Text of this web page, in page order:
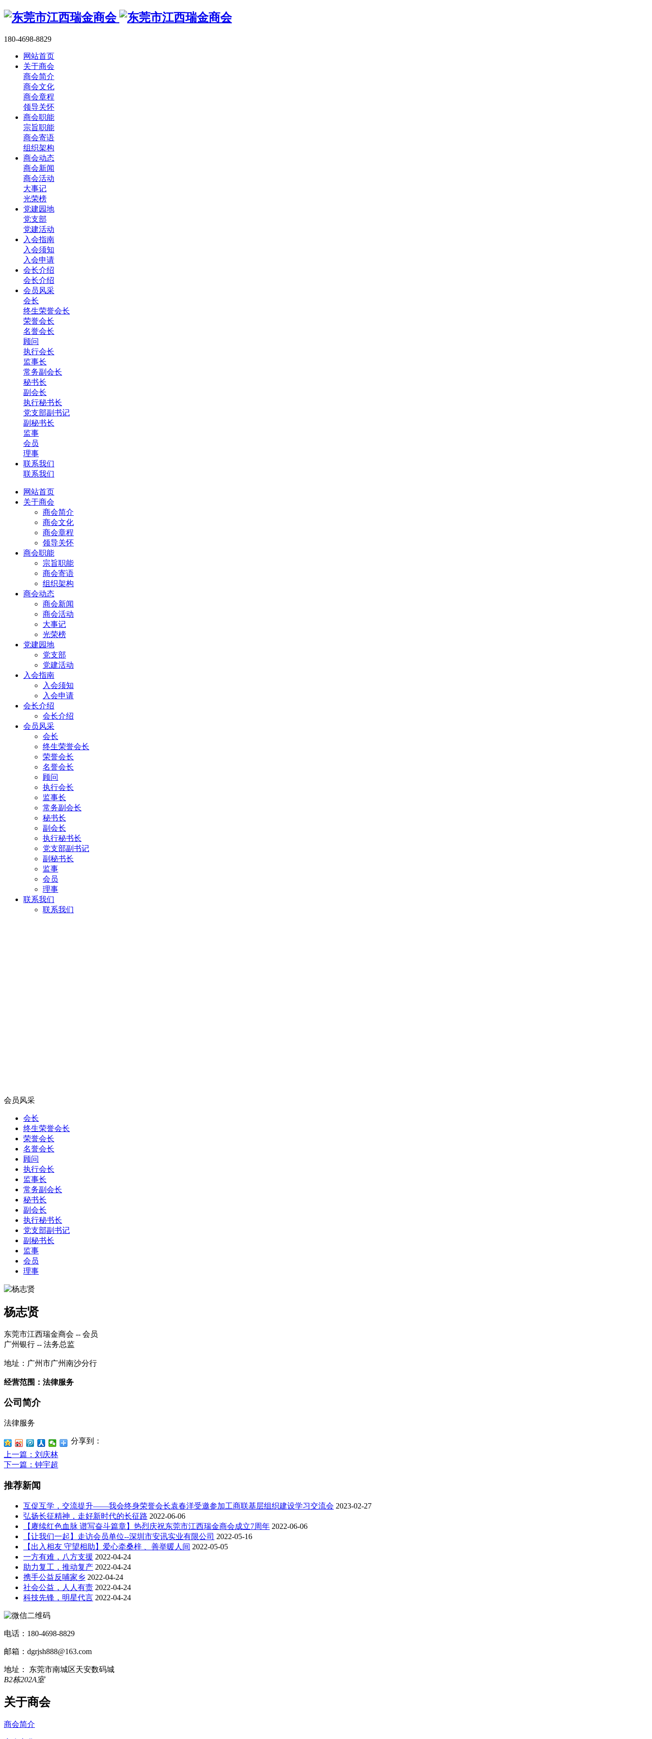
180-4698-8829
网站首页
关于商会
商会简介
商会文化
商会章程
领导关怀
商会职能
宗旨职能
商会寄语
组织架构
商会动态
商会新闻
商会活动
大事记
光荣榜
党建园地
党支部
党建活动
入会指南
入会须知
入会申请
会长介绍
会长介绍
会员风采
会长
终生荣誉会长
荣誉会长
名誉会长
顾问
执行会长
监事长
常务副会长
秘书长
副会长
执行秘书长
党支部副书记
副秘书长
监事
会员
理事
联系我们
联系我们
网站首页
关于商会
商会简介
商会文化
商会章程
领导关怀
商会职能
宗旨职能
商会寄语
组织架构
商会动态
商会新闻
商会活动
大事记
光荣榜
党建园地
党支部
党建活动
入会指南
入会须知
入会申请
会长介绍
会长介绍
会员风采
会长
终生荣誉会长
荣誉会长
名誉会长
顾问
执行会长
监事长
常务副会长
秘书长
副会长
执行秘书长
党支部副书记
副秘书长
监事
会员
理事
联系我们
联系我们
会员风采
会长
终生荣誉会长
荣誉会长
名誉会长
顾问
执行会长
监事长
常务副会长
秘书长
副会长
执行秘书长
党支部副书记
副秘书长
监事
会员
理事
杨志贤
东莞市江西瑞金商会 -- 会员
广州银行 -- 法务总监
地址：广州市广州南沙分行
经营范围：法律服务
公司简介
法律服务
分享到：
上一篇 ：刘庆林
下一篇 ：钟宇超
推荐新闻
互促互学，交流提升——我会终身荣誉会长袁春洋受邀参加工商联基层组织建设学习交流会 2023-02-27
弘扬长征精神，走好新时代的长征路 2022-06-06
【赓续红色血脉 谱写奋斗篇章】热烈庆祝东莞市江西瑞金商会成立7周年 2022-06-06
【让我们一起】走访会员单位--深圳市安讯实业有限公司 2022-05-16
【出入相友 守望相助】爱心牵桑梓 、善举暖人间 2022-05-05
一方有难，八方支援 2022-04-24
助力复工，推动复产 2022-04-24
携手公益反哺家乡 2022-04-24
社会公益，人人有责 2022-04-24
科技先锋，明星代言 2022-04-24
电话：180-4698-8829
邮箱：dgrjsh888@163.com
地址： 东莞市南城区天安数码城
B2栋202A室
关于商会
商会简介